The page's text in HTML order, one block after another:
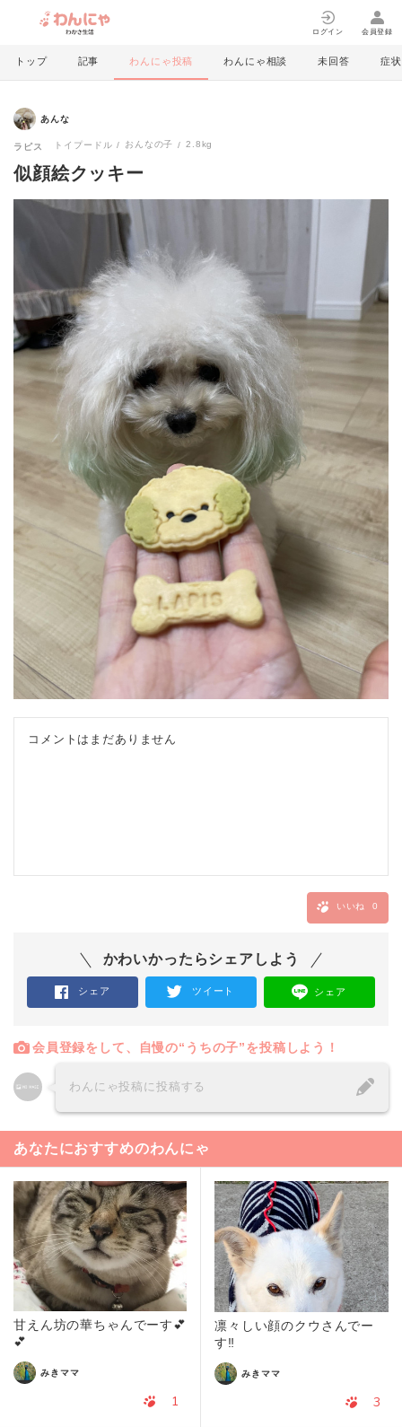
ログイン 会員登録
トップ 記事 わんにゃ投稿 わんにゃ相談 未回答 症状
あんな
ラピス トイプードル おんなの子 2.8kg
似顔絵クッキー
コメントはまだありません
いいね 0
かわいかったらシェアしよう
シェア ツイート シェア
会員登録をして、自慢の“うちの子”を投稿しよう！
わんにゃ投稿に投稿する
あなたにおすすめのわんにゃ
甘えん坊の華ちゃんでーす💕
💕
みきママ
1
凛々しい顔のクウさんでー
す‼️
みきママ
3